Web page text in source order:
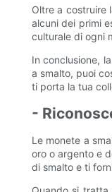
Oltre a costruire
alcuni dei primi
culturale di ogni
In conclusione,
a smalto, puoi
ti porta la tua
-
Le monete a
oro o argento e
di smalto e ti